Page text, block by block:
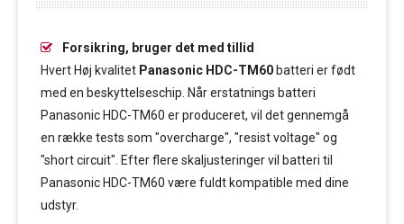
Forsikring, bruger det med tillid
Hvert Høj kvalitet Panasonic HDC-TM60 batteri er født
med en beskyttelseschip. Når erstatnings batteri
Panasonic HDC-TM60 er produceret, vil det gennemgå
en række tests som "overcharge", "resist voltage" og
"short circuit". Efter flere skaljusteringer vil batteri til
Panasonic HDC-TM60 være fuldt kompatible med dine
udstyr.